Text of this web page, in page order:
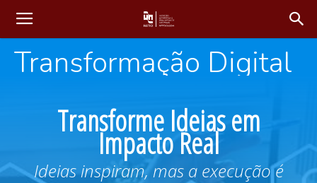
Transformação Digital
Transforme Ideias em
Impacto Real
Ideias inspiram, mas a execução é